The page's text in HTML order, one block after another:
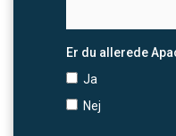
Er du allerede
Ja
Nej